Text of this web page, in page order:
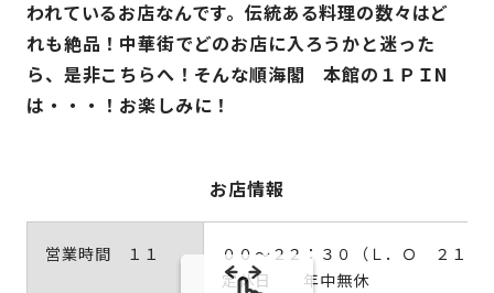
われているお店なんです。伝統ある料理の数々はど
れも絶品！中華街でどのお店に入ろうかと迷った
ら、是非こちらへ！そんな順海閣 本館の１ＰＩN
は・・・！お楽しみに！
お店情報
営業時間 １１
００～２２：３０（Ｌ．Ｏ ２１：
定休日 年中無休